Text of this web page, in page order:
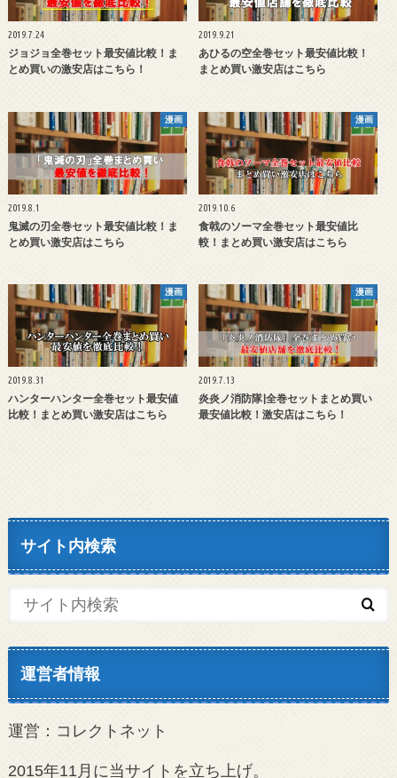
2019.7.24
ジョジョ全巻セット最安値比較！ま
とめ買いの激安店はこちら！
2019.9.21
あひるの空全巻セット最安値比較！
まとめ買い激安店はこちら
漫画
2019.8.1
鬼滅の刃全巻セット最安値比較！ま
とめ買い激安店はこちら
漫画
2019.10.6
食戟のソーマ全巻セット最安値比
較！まとめ買い激安店はこちら
漫画
2019.8.31
ハンターハンター全巻セット最安値
比較！まとめ買い激安店はこちら
漫画
2019.7.13
炎炎ノ消防隊|全巻セットまとめ買い
最安値比較！激安店はこちら！
サイト内検索
運営者情報
運営：コレクトネット
2015年11月に当サイトを立ち上げ。